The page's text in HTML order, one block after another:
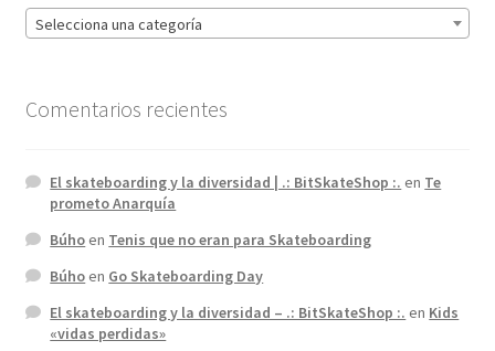
Selecciona una categoría
Comentarios recientes
El skateboarding y la diversidad | .: BitSkateShop :. en Te
prometo Anarquía
Búhoen Tenis que no eran para Skateboarding
Búhoen Go Skateboarding Day
El skateboarding y la diversidad – .: BitSkateShop :. en Kids
«vidas perdidas»